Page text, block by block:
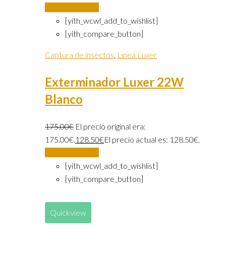
[yith_wcwl_add_to_wishlist]
[yith_compare_button]
Captura de insectos, Linea Luxer
Exterminador Luxer 22W
Blanco
175.00€ El precio original era:
175.00€.128.50€El precio actual es: 128.50€.
[yith_wcwl_add_to_wishlist]
[yith_compare_button]
Quickview